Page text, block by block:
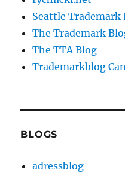
Seattle Trademark
The Trademark
The TTA Blog
Trademarkblog
BLOGS
adressblog